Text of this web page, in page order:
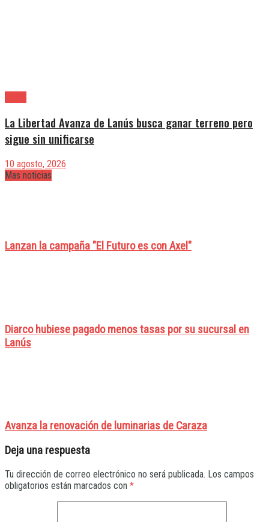
La Libertad Avanza de Lanús busca ganar terreno pero
sigue sin unificarse
10 agosto, 2026
Mas noticias
Lanzan la campaña "El Futuro es con Axel"
Diarco hubiese pagado menos tasas por su sucursal en
Lanús
Avanza la renovación de luminarias de Caraza
Deja una respuesta
Tu dirección de correo electrónico no será publicada. Los campos
obligatorios están marcados con *